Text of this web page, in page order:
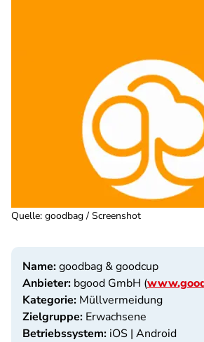
Quelle: goodbag / Screenshot
Name:goodbag & goodcup
Anbieter: bgood GmbH (
Kategorie: Müllvermeidung
Zielgruppe: Erwachsene
Betriebssystem: iOS | Android